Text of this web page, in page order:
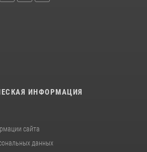
ИНФОРМАЦИЯ
сайта
данных